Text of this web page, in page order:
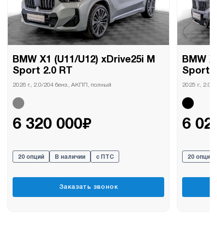
BMW X1 (U11/U12) xDrive25i M
Sport 2.0 RT
2026 г., 2.0/204 бенз., АКПП, полный
6 320 000₽
20 опций В наличии с ПТС
Заказать звонок
BMW
Sport
2025 г., 2.0/
6
20 опций